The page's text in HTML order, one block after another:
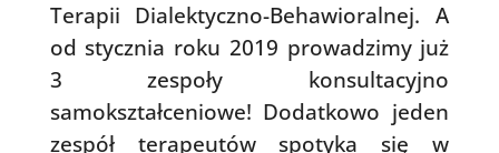
Terapii Dialektyczno-Behawioralnej. A
od stycznia roku 2019 prowadzimy już
3 zespoły konsultacyjno
samokształceniowe! Dodatkowo jeden
zespół terapeutów spotyka się w